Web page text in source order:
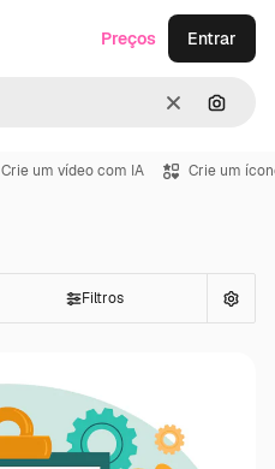
Limpar
Preços Entrar
Crie um vídeo com IA Crie um
Filtros